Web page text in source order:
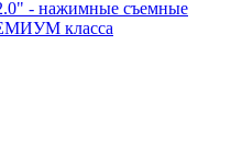
- нажимные съемные
класса